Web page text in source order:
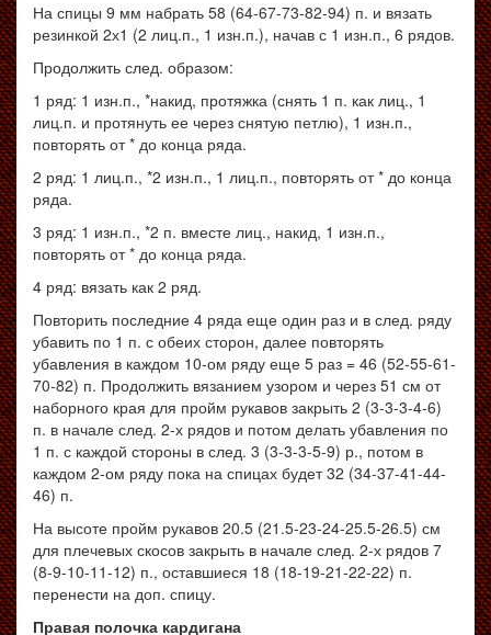
На спицы 9 мм набрать 58 (64-67-73-82-94) п. и вязать
резинкой 2х1 (2 лиц.п., 1 изн.п.), начав с 1 изн.п., 6 рядов.
Продолжить след. образом:
1 ряд: 1 изн.п., *накид, протяжка (снять 1 п. как лиц., 1
лиц.п. и протянуть ее через снятую петлю), 1 изн.п.,
повторять от * до конца ряда.
2 ряд: 1 лиц.п., *2 изн.п., 1 лиц.п., повторять от * до конца
ряда.
3 ряд: 1 изн.п., *2 п. вместе лиц., накид, 1 изн.п.,
повторять от * до конца ряда.
4 ряд: вязать как 2 ряд.
Повторить последние 4 ряда еще один раз и в след. ряду
убавить по 1 п. с обеих сторон, далее повторять
убавления в каждом 10-ом ряду еще 5 раз = 46 (52-55-61-
70-82) п. Продолжить вязанием узором и через 51 см от
наборного края для пройм рукавов закрыть 2 (3-3-3-4-6)
п. в начале след. 2-х рядов и потом делать убавления по
1 п. с каждой стороны в след. 3 (3-3-3-5-9) р., потом в
каждом 2-ом ряду пока на спицах будет 32 (34-37-41-44-
46) п.
На высоте пройм рукавов 20.5 (21.5-23-24-25.5-26.5) см
для плечевых скосов закрыть в начале след. 2-х рядов 7
(8-9-10-11-12) п., оставшиеся 18 (18-19-21-22-22) п.
перенести на доп. спицу.
Правая полочка кардигана